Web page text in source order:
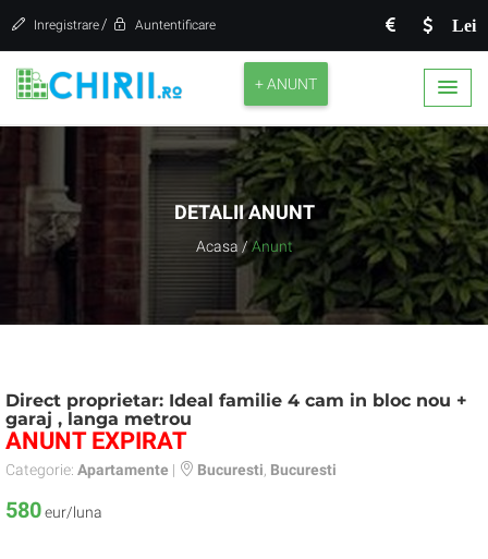
Lei
Inregistrare / Auntentificare
+ ANUNT
DETALII ANUNT
Acasa / Anunt
Direct proprietar: Ideal familie 4 cam in bloc nou +
garaj , langa metrou
ANUNT EXPIRAT
Categorie: Apartamente | Bucuresti Bucuresti
580eur/luna